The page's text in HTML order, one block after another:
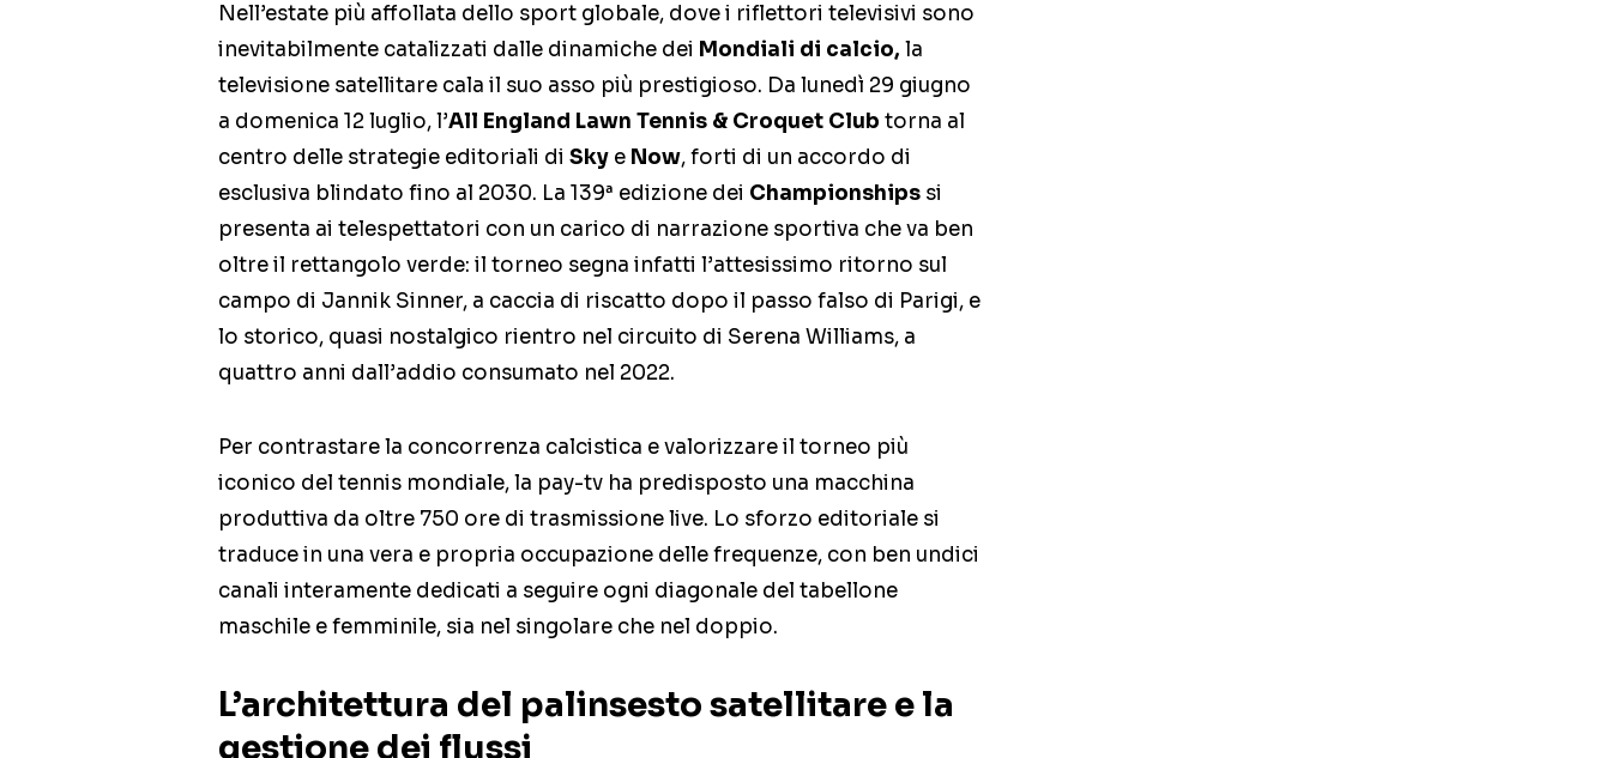
Nell’estate più affollata dello sport globale, dove i riflettori televisivi sono
inevitabilmente catalizzati dalle dinamiche dei Mondiali di calcio, la
televisione satellitare cala il suo asso più prestigioso. Da lunedì 29 giugno
a domenica 12 luglio, l’All England Lawn Tennis & Croquet Club torna al
centro delle strategie editoriali di Sky e Now, forti di un accordo di
esclusiva blindato fino al 2030. La 139ª edizione dei Championships si
presenta ai telespettatori con un carico di narrazione sportiva che va ben
oltre il rettangolo verde: il torneo segna infatti l’attesissimo ritorno sul
campo di Jannik Sinner, a caccia di riscatto dopo il passo falso di Parigi, e
lo storico, quasi nostalgico rientro nel circuito di Serena Williams, a
quattro anni dall’addio consumato nel 2022.
Per contrastare la concorrenza calcistica e valorizzare il torneo più
iconico del tennis mondiale, la pay-tv ha predisposto una macchina
produttiva da oltre 750 ore di trasmissione live. Lo sforzo editoriale si
traduce in una vera e propria occupazione delle frequenze, con ben undici
canali interamente dedicati a seguire ogni diagonale del tabellone
maschile e femminile, sia nel singolare che nel doppio.
L’architettura del palinsesto satellitare e la
gestione dei flussi